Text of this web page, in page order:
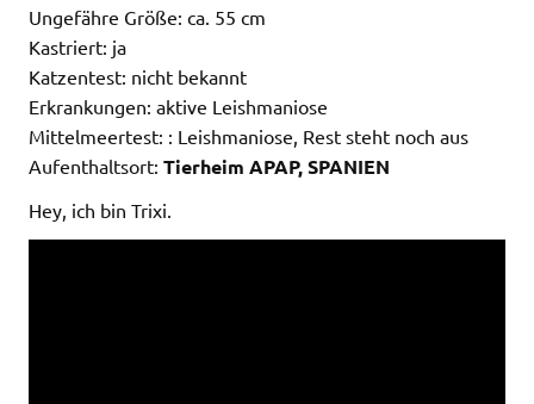
Ungefähre Größe: ca. 55 cm
Kastriert: ja
Katzentest: nicht bekannt
Erkrankungen: aktive Leishmaniose
Mittelmeertest: : Leishmaniose, Rest steht noch aus
Aufenthaltsort: Tierheim APAP, SPANIEN
Hey, ich bin Trixi.